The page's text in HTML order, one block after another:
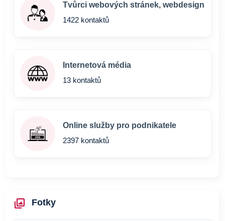
Tvůrci webových stránek, webdesign
1422 kontaktů
Internetová média
13 kontaktů
Online služby pro podnikatele
2397 kontaktů
Fotky